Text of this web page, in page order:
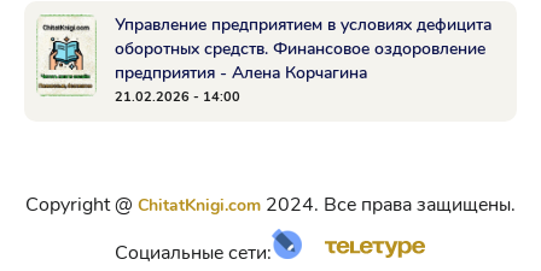
Управление предприятием в условиях дефицита
оборотных средств. Финансовое оздоровление
предприятия - Алена Корчагина
21.02.2026 - 14:00
Copyright @ ChitatKnigi.com 2024. Все права защищены.
Социальные сети: